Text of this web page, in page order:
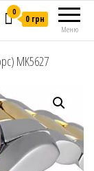
Меню
0
0 грн
MK5627